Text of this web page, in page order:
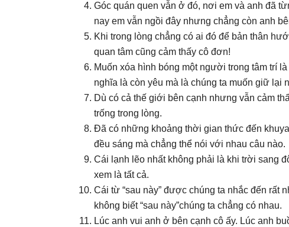
Góc quán quen vẫn ở đó, nơi em và anh đã
nay em vẫn ngồi đây nhưng chẳng còn anh
Khi trong lòng chẳng có ai đó để bản thân
quan tâm cũng cảm thấy cô đơn!
Muốn xóa hình bóng một người trong tâm trí
nghĩa là còn yêu mà là chúng ta muốn giữ lại
Dù có cả thế giới bên cạnh nhưng vẫn cảm
trống trong lòng.
Đã có những khoảng thời gian thức đến
đều sáng mà chẳng thể nói với nhau câu nào.
Cái lạnh lẽo nhất không phải là khi trời sang
xem là tất cả.
Cái từ “sau này” được chúng ta nhắc đến rất
không biết “sau này”chúng ta chẳng có nhau.
Lúc anh vui anh ở bên cạnh cô ấy. Lúc anh